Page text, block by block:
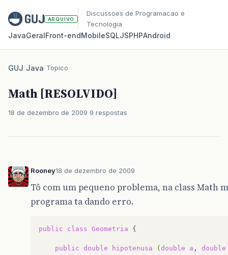
ARQUIVO
Discussoes de Programacao e
Tecnologia
JavaGeralFront‑endMobileSQLJSPHPAndroid
GUJ/Java/Topico
Math [RESOLVIDO]
18 de dezembro de 2009 9 respostas
Rooney18 de dezembro de 2009
Tô com um pequeno problema, na class Math
programa ta dando erro.
public class Geometria {
public double hipotenusa ( double a , double